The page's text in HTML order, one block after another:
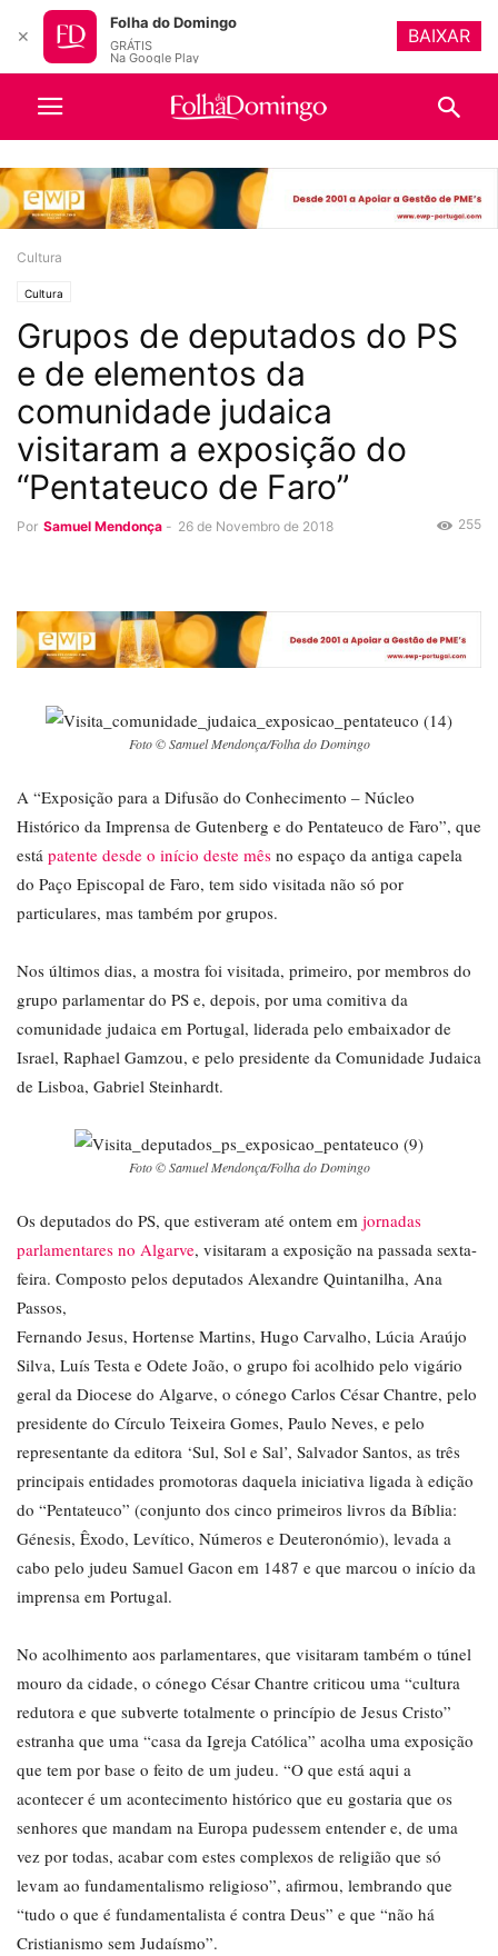
Cultura
Cultura
Grupos de deputados do PS
e de elementos da
comunidade judaica
visitaram a exposição do
“Pentateuco de Faro”
Por Samuel Mendonça - 26 de Novembro de 2018 255
Foto © Samuel Mendonça/Folha do Domingo
A “Exposição para a Difusão do Conhecimento – Núcleo
Histórico da Imprensa de Gutenberg e do Pentateuco de Faro”, que
está patente desde o início deste mês no espaço da antiga capela
do Paço Episcopal de Faro, tem sido visitada não só por
particulares, mas também por grupos.
Nos últimos dias, a mostra foi visitada, primeiro, por membros do
grupo parlamentar do PS e, depois, por uma comitiva da
comunidade judaica em Portugal, liderada pelo embaixador de
Israel, Raphael Gamzou, e pelo presidente da Comunidade Judaica
de Lisboa, Gabriel Steinhardt.
Foto © Samuel Mendonça/Folha do Domingo
Os deputados do PS, que estiveram até ontem em jornadas
parlamentares no Algarve, visitaram a exposição na passada sexta-
feira. Composto pelos deputados Alexandre Quintanilha, Ana
Passos,
Fernando Jesus, Hortense Martins, Hugo Carvalho, Lúcia Araújo
Silva, Luís Testa e Odete João, o grupo foi acolhido pelo vigário
geral da Diocese do Algarve, o cónego Carlos César Chantre, pelo
presidente do Círculo Teixeira Gomes, Paulo Neves, e pelo
representante da editora ‘Sul, Sol e Sal’, Salvador Santos, as três
principais entidades promotoras daquela iniciativa ligada à edição
do “Pentateuco” (conjunto dos cinco primeiros livros da Bíblia:
Génesis, Êxodo, Levítico, Números e Deuteronómio), levada a
cabo pelo judeu Samuel Gacon em 1487 e que marcou o início da
imprensa em Portugal.
No acolhimento aos parlamentares, que visitaram também o túnel
mouro da cidade, o cónego César Chantre criticou uma “cultura
redutora e que subverte totalmente o princípio de Jesus Cristo”
estranha que uma “casa da Igreja Católica” acolha uma exposição
que tem por base o feito de um judeu. “O que está aqui a
acontecer é um acontecimento histórico que eu gostaria que os
senhores que mandam na Europa pudessem entender e, de uma
vez por todas, acabar com estes complexos de religião que só
levam ao fundamentalismo religioso”, afirmou, lembrando que
“tudo o que é fundamentalista é contra Deus” e que “não há
Cristianismo sem Judaísmo”.
✕
Folha do Domingo
GRÁTIS
Na Google Play
BAIXAR